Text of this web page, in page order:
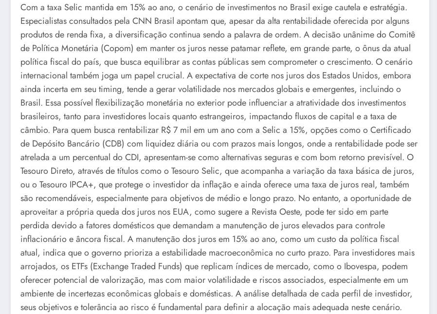
Com a taxa Selic mantida em 15% ao ano, o cenário de investimentos no Brasil exige cautela e estratégia.
Especialistas consultados pela CNN Brasil apontam que, apesar da alta rentabilidade oferecida por alguns
produtos de renda fixa, a diversificação continua sendo a palavra de ordem. A decisão unânime do Comitê
de Política Monetária (Copom) em manter os juros nesse patamar reflete, em grande parte, o ônus da atual
política fiscal do país, que busca equilibrar as contas públicas sem comprometer o crescimento. O cenário
internacional também joga um papel crucial. A expectativa de corte nos juros dos Estados Unidos, embora
ainda incerta em seu timing, tende a gerar volatilidade nos mercados globais e emergentes, incluindo o
Brasil. Essa possível flexibilização monetária no exterior pode influenciar a atratividade dos investimentos
brasileiros, tanto para investidores locais quanto estrangeiros, impactando fluxos de capital e a taxa de
câmbio. Para quem busca rentabilizar R$ 7 mil em um ano com a Selic a 15%, opções como o Certificado
de Depósito Bancário (CDB) com liquidez diária ou com prazos mais longos, onde a rentabilidade pode ser
atrelada a um percentual do CDI, apresentam-se como alternativas seguras e com bom retorno previsível. O
Tesouro Direto, através de títulos como o Tesouro Selic, que acompanha a variação da taxa básica de juros,
ou o Tesouro IPCA+, que protege o investidor da inflação e ainda oferece uma taxa de juros real, também
são recomendáveis, especialmente para objetivos de médio e longo prazo. No entanto, a oportunidade de
aproveitar a própria queda dos juros nos EUA, como sugere a Revista Oeste, pode ter sido em parte
perdida devido a fatores domésticos que demandam a manutenção de juros elevados para controle
inflacionário e âncora fiscal. A manutenção dos juros em 15% ao ano, como um custo da política fiscal
atual, indica que o governo prioriza a estabilidade macroeconômica no curto prazo. Para investidores mais
arrojados, os ETFs (Exchange Traded Funds) que replicam índices de mercado, como o Ibovespa, podem
oferecer potencial de valorização, mas com maior volatilidade e riscos associados, especialmente em um
ambiente de incertezas econômicas globais e domésticas. A análise detalhada de cada perfil de investidor,
seus objetivos e tolerância ao risco é fundamental para definir a alocação mais adequada neste cenário.